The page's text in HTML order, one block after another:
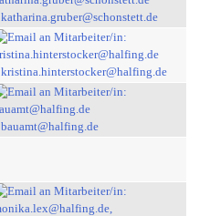
katharina.gruber@schonstett.de
kristina.hinterstocker@halfing.de
bauamt@halfing.de